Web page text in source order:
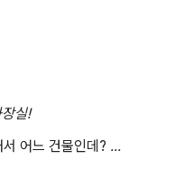
실!
어느 건물인데? ...